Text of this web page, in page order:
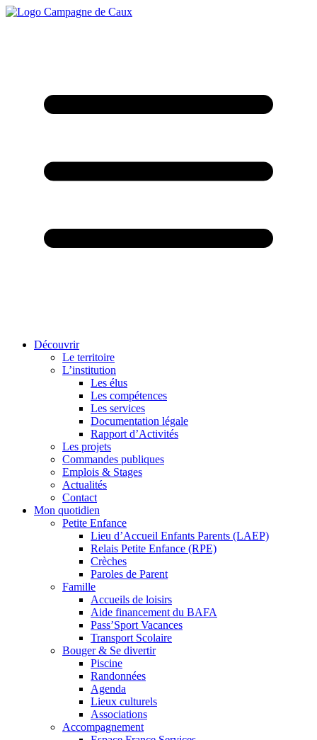
Découvrir
Le territoire
L’institution
Les élus
Les compétences
Les services
Documentation légale
Rapport d’Activités
Les projets
Commandes publiques
Emplois & Stages
Actualités
Contact
Mon quotidien
Petite Enfance
Lieu d’Accueil Enfants Parents (LAEP)
Relais Petite Enfance (RPE)
Crèches
Paroles de Parent
Famille
Accueils de loisirs
Aide financement du BAFA
Pass’Sport Vacances
Transport Scolaire
Bouger & Se divertir
Piscine
Randonnées
Agenda
Lieux culturels
Associations
Accompagnement